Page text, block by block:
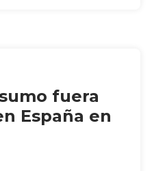
fuera
España en